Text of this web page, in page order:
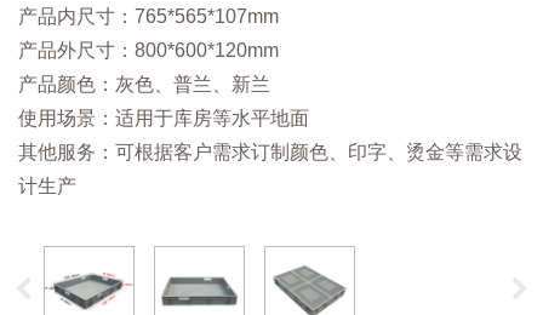
产品内尺寸：765*565*107mm
产品外尺寸：800*600*120mm
产品颜色：灰色、普兰、新兰
使用场景：适用于库房等水平地面
其他服务：可根据客户需求订制颜色、印字、烫金等需求设
计生产